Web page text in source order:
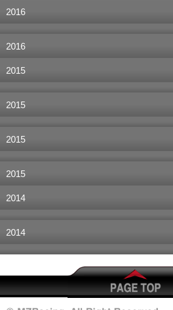
2016
2016
2015
2015
2015
2015
2014
2014